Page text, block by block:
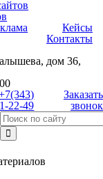
Кейсы
Контакты
дом 36,
22-49
Заказать
звонок